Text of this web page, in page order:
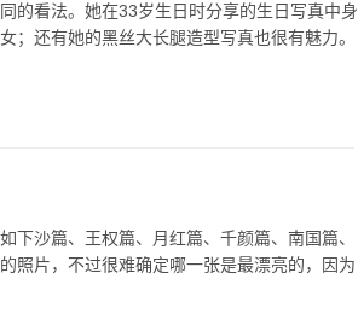
的看法。她在33岁生日时分享的生日写真中身
；还有她的黑丝大长腿造型写真也很有魅力。
下沙篇、王权篇、月红篇、千颜篇、南国篇、
照片，不过很难确定哪一张是最漂亮的，因为